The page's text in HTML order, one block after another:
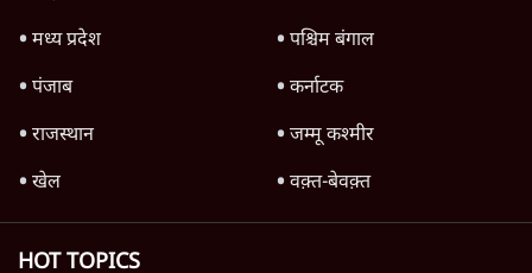
मध्य प्रदेश
पश्चिम बंगाल
पंजाब
कर्नाटक
राजस्थान
जम्मू कश्मीर
खेल
वक़्त-बेवक़्त
HOT TOPICS